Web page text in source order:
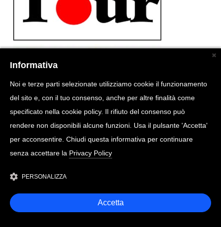
Informativa
Noi e terze parti selezionate utilizziamo cookie il funzionamento
del sito e, con il tuo consenso, anche per altre finalità come
specificato nella cookie policy. Il rifiuto del consenso può
rendere non disponibili alcune funzioni. Usa il pulsante 'Accetta'
per acconsentire. Chiudi questa informativa per continuare
senza accettare la Privacy Policy
PERSONALIZZA
Accetta